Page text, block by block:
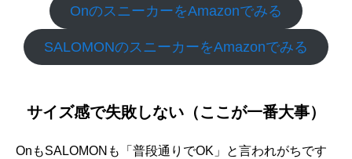
OnのスニーカーをAmazonでみる
SALOMONのスニーカーをAmazonでみる
サイズ感で失敗しない（ここが一番大事）
OnもSALOMONも「普段通りでOK」と言われがちです